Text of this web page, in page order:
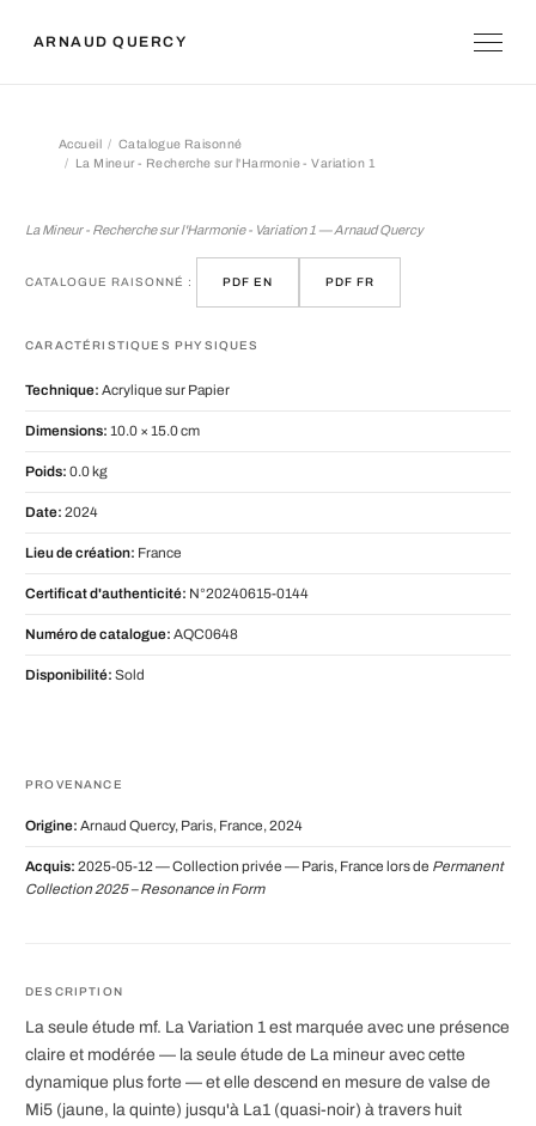
ARNAUD QUERCY
Accueil
Catalogue Raisonné
La Mineur - Recherche sur l'Harmonie - Variation 1
La Mineur - Recherche sur l'Harmonie - Variation 1 — Arnaud Quercy
CATALOGUE RAISONNÉ : PDF EN PDF FR
CARACTÉRISTIQUES PHYSIQUES
Technique: Acrylique sur Papier
Dimensions: 10.0 × 15.0 cm
Poids: 0.0 kg
Date: 2024
Lieu de création: France
Certificat d'authenticité: N°20240615-0144
Numéro de catalogue: AQC0648
Disponibilité: Sold
PROVENANCE
Origine: Arnaud Quercy, Paris, France, 2024
Acquis: 2025-05-12 — Collection privée — Paris, France lors de Permanent
Collection 2025 – Resonance in Form
DESCRIPTION
La seule étude mf. La Variation 1 est marquée avec une présence
claire et modérée — la seule étude de La mineur avec cette
dynamique plus forte — et elle descend en mesure de valse de
Mi5 (jaune, la quinte) jusqu'à La1 (quasi-noir) à travers huit